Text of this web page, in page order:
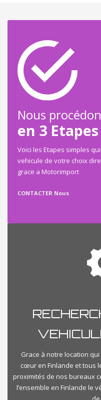
Nous
en 3 Etapes
Voici les Etapes simples
vehicule de votre choix
grace a Motorimport
CONTACTER Nous
Grace à notre location
cœur en Finlande et tous
proximités de nos bureaux
l’ensemble en Finlande le